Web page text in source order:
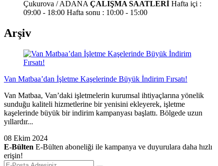
Çukurova / ADANA ÇALIŞMA SAATLERİ Hafta içi :
09:00 - 18:00 Hafta sonu : 10:00 - 15:00
Arşiv
Van Matbaa’dan İşletme Kaşelerinde Büyük İndirim Fırsatı!
Van Matbaa, Van’daki işletmelerin kurumsal ihtiyaçlarına yönelik
sunduğu kaliteli hizmetlerine bir yenisini ekleyerek, işletme
kaşelerinde büyük bir indirim kampanyası başlattı. Bölgede uzun
yıllardır...
08 Ekim 2024
E-Bülten E-Bülten aboneliği ile kampanya ve duyurulara daha hızlı
erişin!